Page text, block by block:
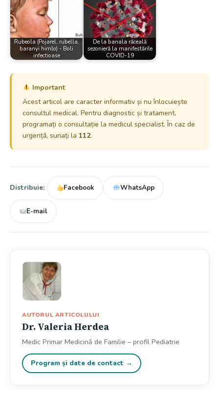
Rubeola (Pojarel, rubella,
baranyi himlo) - Boli
infectioase
De la banala răceală
sezonieră la manifestările
COVID-19
Important
Acest articol are caracter informativ și nu înlocuiește
consultul medical. Pentru diagnostic și tratament,
programați o consultație la medicul specialist. În caz de
urgență, sunați la 112.
Distribuie: Facebook WhatsApp
E-mail
AUTORUL ARTICOLULUI
Dr. Valeria Herdea
Medic Primar Medicină de Familie – profil Pediatrie
Program și date de contact →